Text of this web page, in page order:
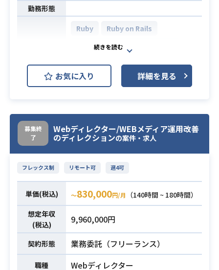
勤務形態
Ruby
Ruby on Rails
AWS (Amazon Web Services)
Docker
Kubernetes
業務内容
機能実装を通じて更なる成長の実現
プロダクトにおける信頼性の高いテ
スト実行の仕組みを開発・改善（Ru
by）を担当していただきます。
す。
【主な業務内容】
・Ruby on Railsを利用したWebアプ
リケーション開発
・Selenium、Webdriverなどを利用
したE2Eテスト自動化バックエンド
の構築
・AWS、コンテナ、Terraformなど
お気に入り 詳細を見る
募集終
了
Webディレクター/WEBメディア運用改善
のディレクションの案件・求人
フレックス制 リモート可 週4可
単価(税込) 〜830,000円/月
（140時間 ~ 180時間）
想定年収
(税込)
9,960,000円
契約形態 業務委託（フリーランス）
職種 Webディレクター